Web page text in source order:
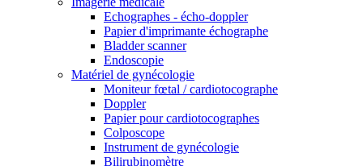
Echographes - écho-doppler
Papier d'imprimante échographe
Bladder scanner
Endoscopie
Matériel de gynécologie
Moniteur fœtal / cardiotocographe
Doppler
Papier pour cardiotocographes
Colposcope
Instrument de gynécologie
Bilirubinomètre